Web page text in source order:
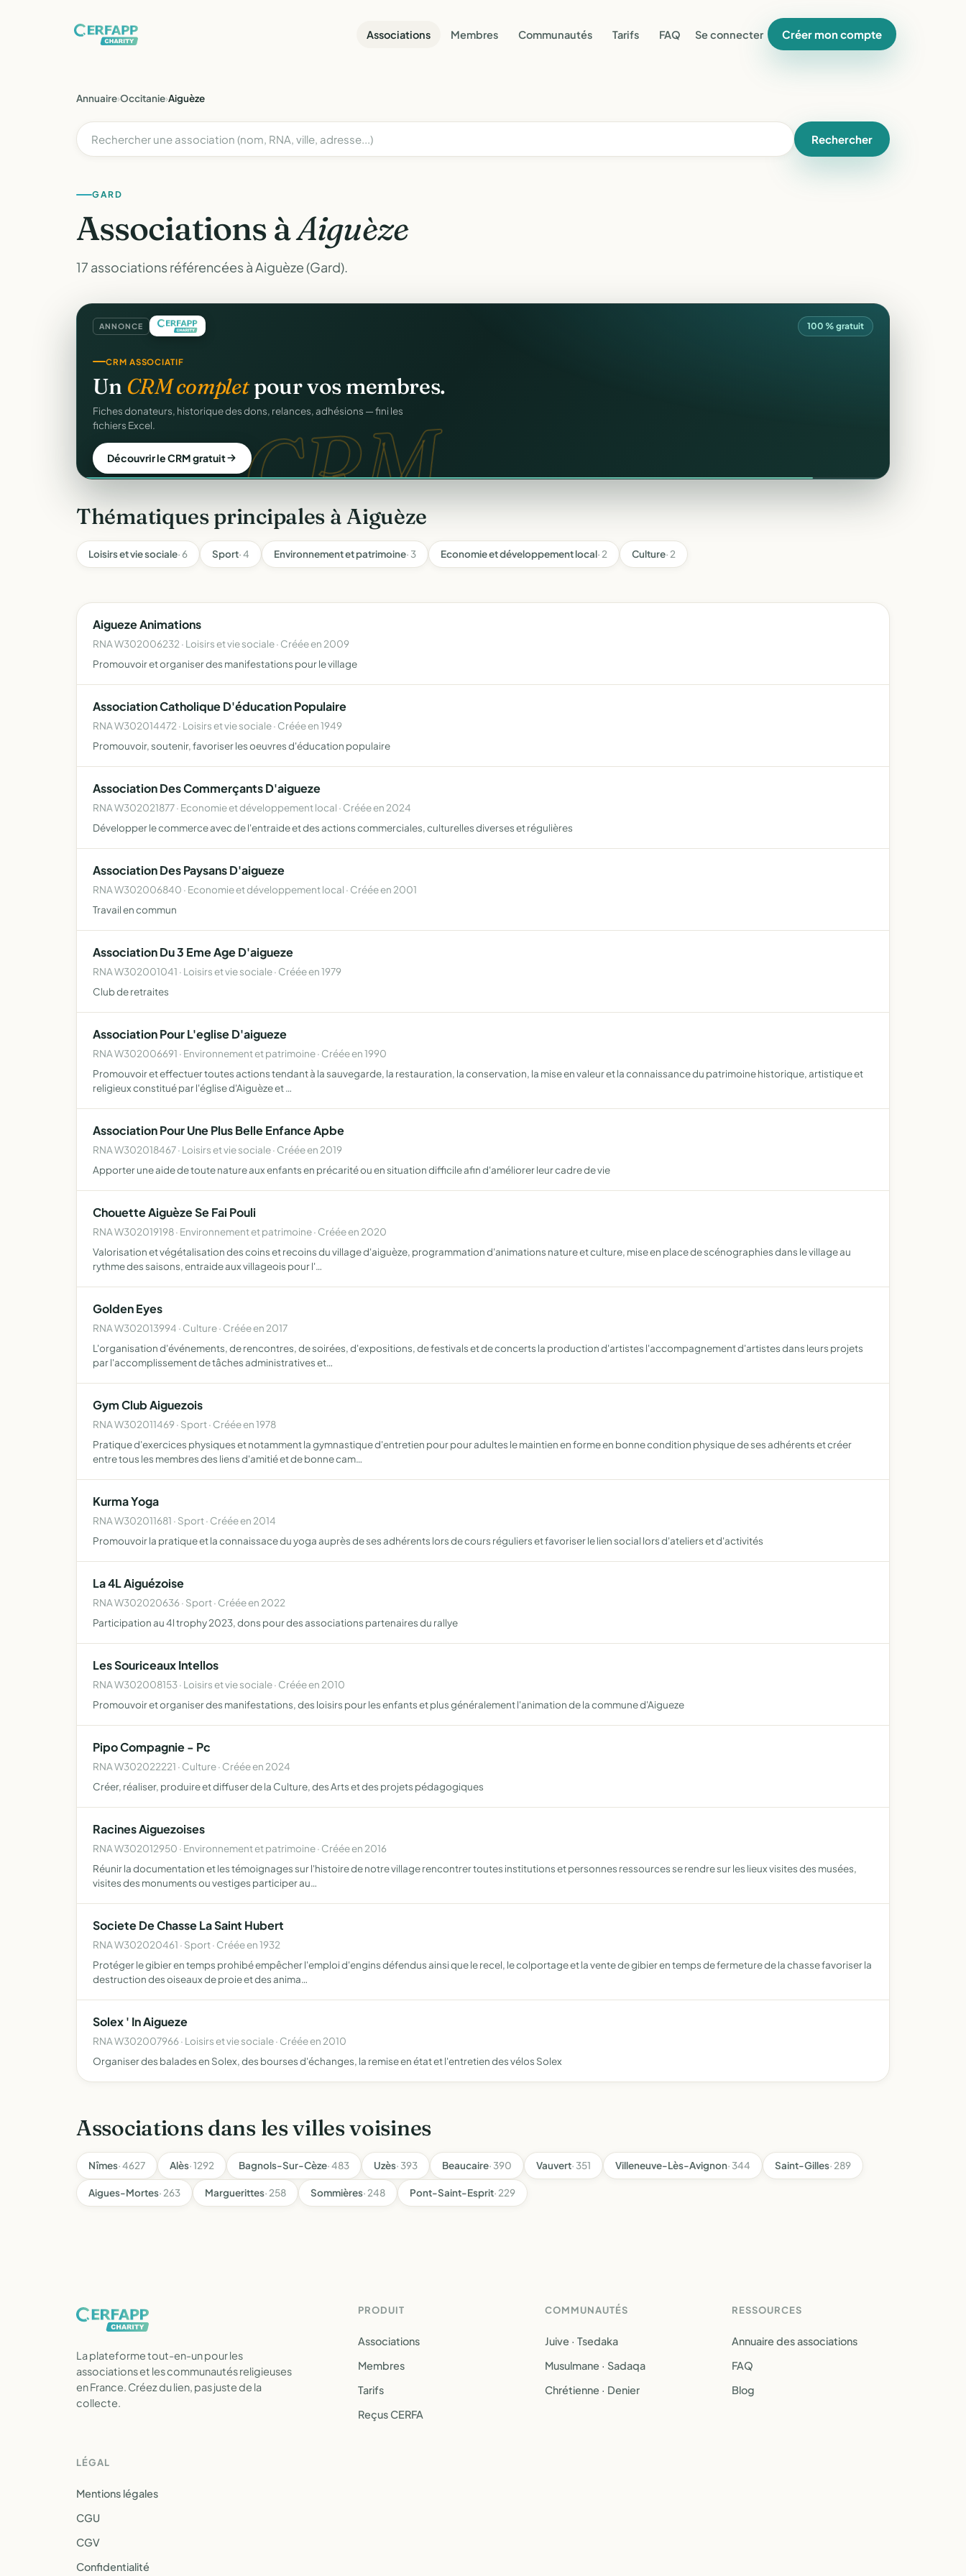
Associations Membres Communautés Tarifs FAQ Se connecter Créer mon compte
Annuaire›Occitanie›Aiguèze
Rechercher
GARD
Associations àAiguèze
17 associations référencées à Aiguèze (Gard).
ANNONCE 100 % gratuit
gratuit.
GESTION D'ASSOCIATION
Gérez votre associationgratuitement
Membres, dons, événements, reçus — tout votre pilotage au même endroit,
sans rien payer.
Créer mon compte gratuit CRM.
CRM ASSOCIATIF
Un CRM completpour vos membres.
Fiches donateurs, historique des dons, relances, adhésions — fini les
fichiers Excel.
Découvrir le CRM gratuit
Thématiques principales à Aiguèze
Loisirs et vie sociale· 6 Sport· 4 Environnement et patrimoine· 3 Economie et développement local· 2 Culture· 2
Aigueze Animations
RNA W302006232 · Loisirs et vie sociale · Créée en 2009
Promouvoir et organiser des manifestations pour le village
Association Catholique D'éducation Populaire
RNA W302014472 · Loisirs et vie sociale · Créée en 1949
Promouvoir, soutenir, favoriser les oeuvres d'éducation populaire
Association Des Commerçants D'aigueze
RNA W302021877 · Economie et développement local · Créée en 2024
Développer le commerce avec de l'entraide et des actions commerciales, culturelles diverses et régulières
Association Des Paysans D'aigueze
RNA W302006840 · Economie et développement local · Créée en 2001
Travail en commun
Association Du 3 Eme Age D'aigueze
RNA W302001041 · Loisirs et vie sociale · Créée en 1979
Club de retraites
Association Pour L'eglise D'aigueze
RNA W302006691 · Environnement et patrimoine · Créée en 1990
Promouvoir et effectuer toutes actions tendant à la sauvegarde, la restauration, la conservation, la mise en valeur et la connaissance du patrimoine historique, artistique et
religieux constitué par l'église d'Aiguèze et …
Association Pour Une Plus Belle Enfance Apbe
RNA W302018467 · Loisirs et vie sociale · Créée en 2019
Apporter une aide de toute nature aux enfants en précarité ou en situation difficile afin d'améliorer leur cadre de vie
Chouette Aiguèze Se Fai Pouli
RNA W302019198 · Environnement et patrimoine · Créée en 2020
Valorisation et végétalisation des coins et recoins du village d'aiguèze, programmation d'animations nature et culture, mise en place de scénographies dans le village au
rythme des saisons, entraide aux villageois pour l'…
Golden Eyes
RNA W302013994 · Culture · Créée en 2017
L'organisation d'événements, de rencontres, de soirées, d'expositions, de festivals et de concerts la production d'artistes l'accompagnement d'artistes dans leurs projets
par l'accomplissement de tâches administratives et…
Gym Club Aiguezois
RNA W302011469 · Sport · Créée en 1978
Pratique d'exercices physiques et notamment la gymnastique d'entretien pour pour adultes le maintien en forme en bonne condition physique de ses adhérents et créer
entre tous les membres des liens d'amitié et de bonne cam…
Kurma Yoga
RNA W302011681 · Sport · Créée en 2014
Promouvoir la pratique et la connaissace du yoga auprès de ses adhérents lors de cours réguliers et favoriser le lien social lors d'ateliers et d'activités
La 4L Aiguézoise
RNA W302020636 · Sport · Créée en 2022
Participation au 4l trophy 2023, dons pour des associations partenaires du rallye
Les Souriceaux Intellos
RNA W302008153 · Loisirs et vie sociale · Créée en 2010
Promouvoir et organiser des manifestations, des loisirs pour les enfants et plus généralement l'animation de la commune d'Aigueze
Pipo Compagnie - Pc
RNA W302022221 · Culture · Créée en 2024
Créer, réaliser, produire et diffuser de la Culture, des Arts et des projets pédagogiques
Racines Aiguezoises
RNA W302012950 · Environnement et patrimoine · Créée en 2016
Réunir la documentation et les témoignages sur l'histoire de notre village rencontrer toutes institutions et personnes ressources se rendre sur les lieux visites des musées,
visites des monuments ou vestiges participer au…
Societe De Chasse La Saint Hubert
RNA W302020461 · Sport · Créée en 1932
Protéger le gibier en temps prohibé empêcher l'emploi d'engins défendus ainsi que le recel, le colportage et la vente de gibier en temps de fermeture de la chasse favoriser la
destruction des oiseaux de proie et des anima…
Solex ' In Aigueze
RNA W302007966 · Loisirs et vie sociale · Créée en 2010
Organiser des balades en Solex, des bourses d'échanges, la remise en état et l'entretien des vélos Solex
Associations dans les villes voisines
Nîmes· 4627 Alès· 1292 Bagnols-Sur-Cèze· 483 Uzès· 393 Beaucaire· 390 Vauvert· 351 Villeneuve-Lès-Avignon· 344 Saint-Gilles· 289
Aigues-Mortes· 263 Marguerittes· 258 Sommières· 248 Pont-Saint-Esprit· 229
La plateforme tout-en-un pour les
associations et les communautés religieuses
en France. Créez du lien, pas juste de la
collecte.
PRODUIT
Associations
Membres
Tarifs
Reçus CERFA
COMMUNAUTÉS
Juive · Tsedaka
Musulmane · Sadaqa
Chrétienne · Denier
RESSOURCES
Annuaire des associations
FAQ
Blog
LÉGAL
Mentions légales
CGU
CGV
Confidentialité